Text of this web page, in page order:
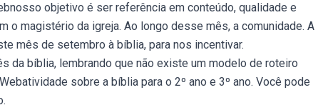
objetivo é ser referência em conteúdo, qualidade e
o magistério da igreja. Ao longo desse mês, a comunidade. A
mês de setembro à bíblia, para nos incentivar.
da bíblia, lembrando que não existe um modelo de roteiro
sobre a bíblia para o 2º ano e 3º ano. Você pode